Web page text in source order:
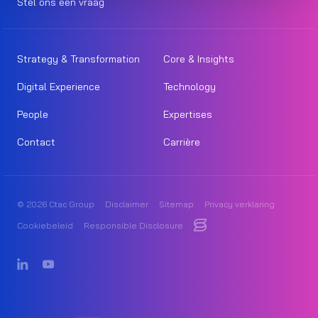
Strategy & Transformation Core & Insights
Digital Experience Technology
People Expertises
Contact Carrière
© 2026 Ctac Group Disclaimer Sitemap
Privacy verklaring
Cookiebeleid
Responsible Disclosure